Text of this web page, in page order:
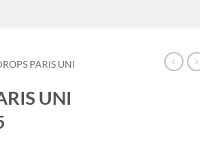
PARIS UNI
UNI